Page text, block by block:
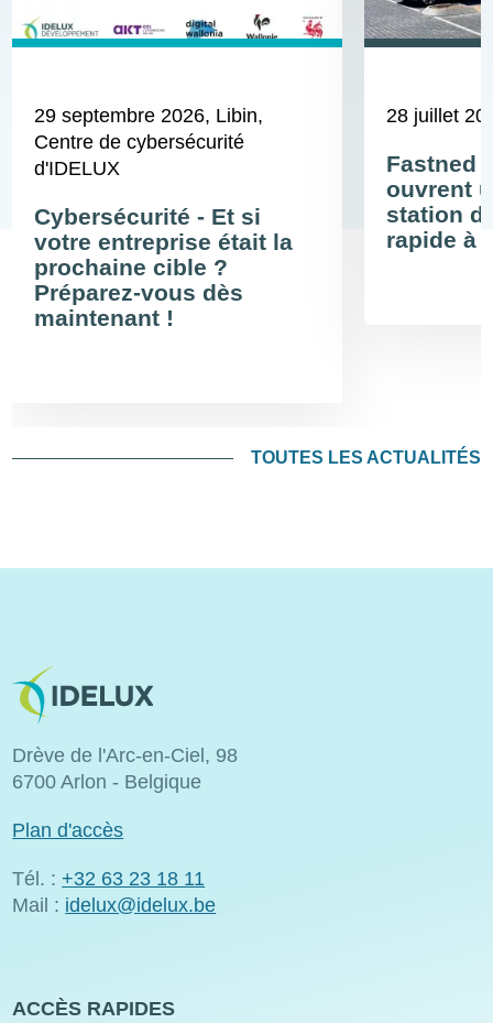
29 septembre 2026, Libin,
Centre de cybersécurité
d'IDELUX
Cybersécurité - Et si
votre entreprise était la
prochaine cible ?
Préparez-vous dès
maintenant !
28 juillet
Fastned
ouvrent
station
rapide à
TOUTES LES ACTUALITÉS
Image
Drève de l'Arc-en-Ciel, 98
6700 Arlon - Belgique
Plan d'accès
Tél. : +32 63 23 18 11
Mail : idelux@idelux.be
ACCÈS RAPIDES